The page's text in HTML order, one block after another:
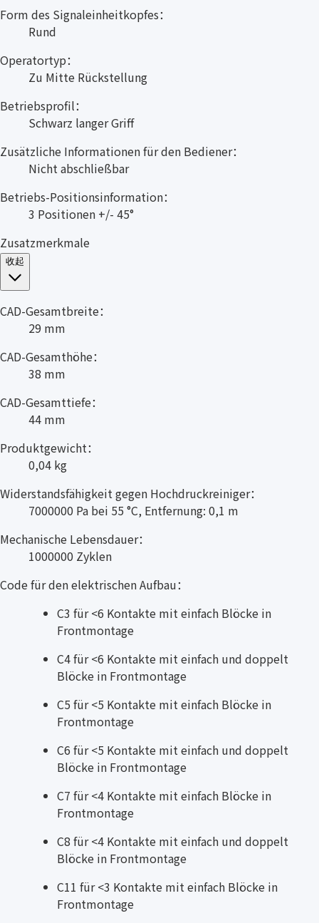
Form des Signaleinheitkopfes：
Rund
Operatortyp：
Zu Mitte Rückstellung
Betriebsprofil：
Schwarz langer Griff
Zusätzliche Informationen für den Bediener：
Nicht abschließbar
Betriebs-Positionsinformation：
3 Positionen +/- 45°
Zusatzmerkmale
收起
CAD-Gesamtbreite：
29 mm
CAD-Gesamthöhe：
38 mm
CAD-Gesamttiefe：
44 mm
Produktgewicht：
0,04 kg
Widerstandsfähigkeit gegen Hochdruckreiniger：
7000000 Pa bei 55 °C, Entfernung: 0,1 m
Mechanische Lebensdauer：
1000000 Zyklen
Code für den elektrischen Aufbau：
C3 für <6 Kontakte mit einfach Blöcke in
Frontmontage
C4 für <6 Kontakte mit einfach und doppelt
Blöcke in Frontmontage
C5 für <5 Kontakte mit einfach Blöcke in
Frontmontage
C6 für <5 Kontakte mit einfach und doppelt
Blöcke in Frontmontage
C7 für <4 Kontakte mit einfach Blöcke in
Frontmontage
C8 für <4 Kontakte mit einfach und doppelt
Blöcke in Frontmontage
C11 für <3 Kontakte mit einfach Blöcke in
Frontmontage